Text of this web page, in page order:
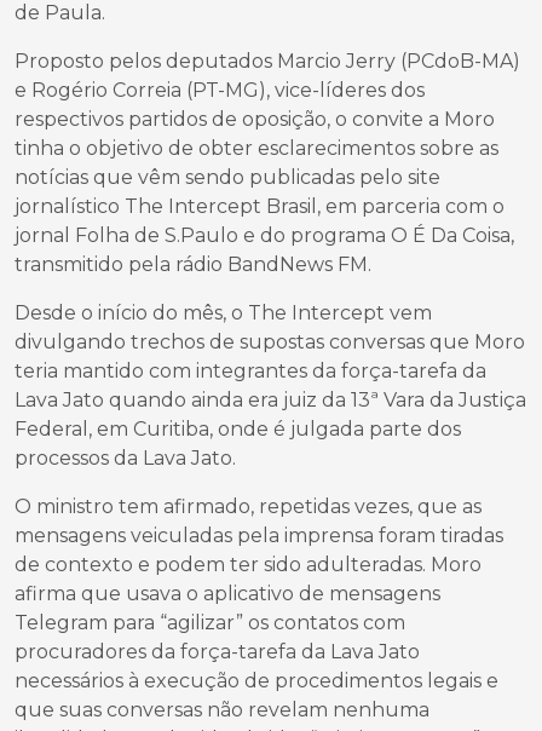
de Paula.
Proposto pelos deputados Marcio Jerry (PCdoB-MA)
e Rogério Correia (PT-MG), vice-líderes dos
respectivos partidos de oposição, o convite a Moro
tinha o objetivo de obter esclarecimentos sobre as
notícias que vêm sendo publicadas pelo site
jornalístico The Intercept Brasil, em parceria com o
jornal Folha de S.Paulo e do programa O É Da Coisa,
transmitido pela rádio BandNews FM.
Desde o início do mês, o The Intercept vem
divulgando trechos de supostas conversas que Moro
teria mantido com integrantes da força-tarefa da
Lava Jato quando ainda era juiz da 13ª Vara da Justiça
Federal, em Curitiba, onde é julgada parte dos
processos da Lava Jato.
O ministro tem afirmado, repetidas vezes, que as
mensagens veiculadas pela imprensa foram tiradas
de contexto e podem ter sido adulteradas. Moro
afirma que usava o aplicativo de mensagens
Telegram para “agilizar” os contatos com
procuradores da força-tarefa da Lava Jato
necessários à execução de procedimentos legais e
que suas conversas não revelam nenhuma